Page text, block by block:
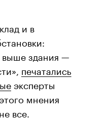
и в
выше здания —
печатались
эксперты
мнения
все.